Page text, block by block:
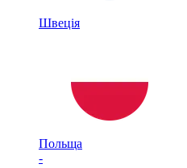
Швеція
Польща
-